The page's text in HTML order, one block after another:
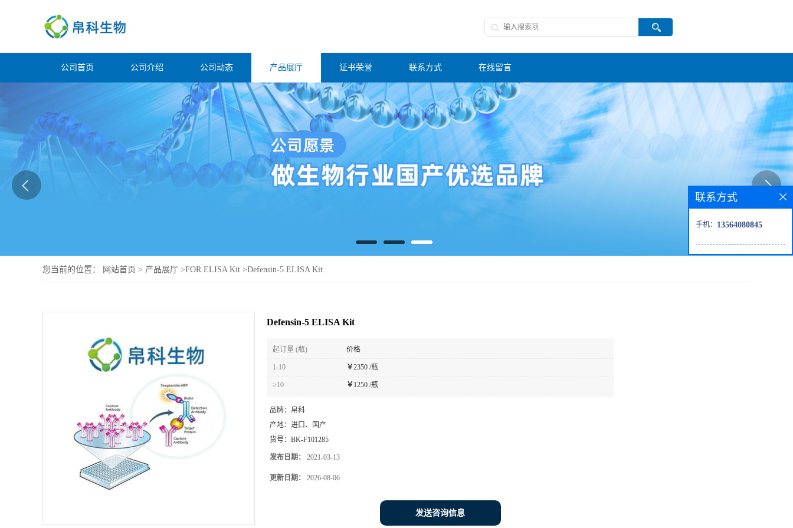
公司首页 公司介绍 公司动态 产品展厅 证书荣誉 联系方式 在线留言
您当前的位置： 网站首页 > 产品展厅 >FOR ELISA Kit >Defensin-5 ELISA Kit
Defensin-5 ELISA Kit
起订量 (瓶) 价格
1-10 ￥2350 /瓶
≥10 ￥1250 /瓶
品牌： 帛科
产地： 进口、国产
货号： BK-F101285
发布日期： 2021-03-13
更新日期： 2026-08-06
发送咨询信息
联系方式
手机： 13564080845